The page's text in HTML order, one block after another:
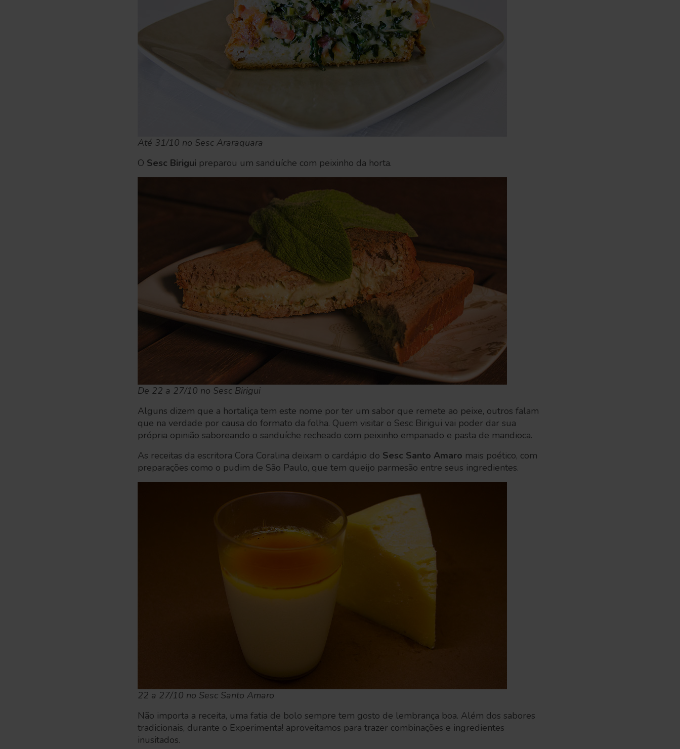
Até 31/10 no Sesc Araraquara
O Sesc Birigui preparou um sanduíche com peixinho da horta.
De 22 a 27/10 no Sesc Birigui
Alguns dizem que a hortaliça tem este nome por ter um sabor que remete ao peixe, outros falam
que na verdade por causa do formato da folha. Quem visitar o Sesc Birigui vai poder dar sua
própria opinião saboreando o sanduíche recheado com peixinho empanado e pasta de mandioca.
As receitas da escritora Cora Coralina deixam o cardápio do Sesc Santo Amaro mais poético, com
preparações como o pudim de São Paulo, que tem queijo parmesão entre seus ingredientes.
22 a 27/10 no Sesc Santo Amaro
Não importa a receita, uma fatia de bolo sempre tem gosto de lembrança boa. Além dos sabores
tradicionais, durante o Experimenta! aproveitamos para trazer combinações e ingredientes
inusitados.